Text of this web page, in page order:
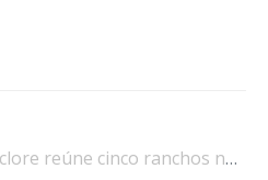
no Parque Urbano de Montemor-o-Novo